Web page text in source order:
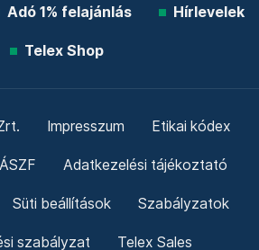
Adó 1% felajánlás Hírlevelek
Telex Shop
Impresszum Etikai kódex
ÁSZF Adatkezelési tájékoztató
Süti beállítások Szabályzatok
szabályzat Telex Sales